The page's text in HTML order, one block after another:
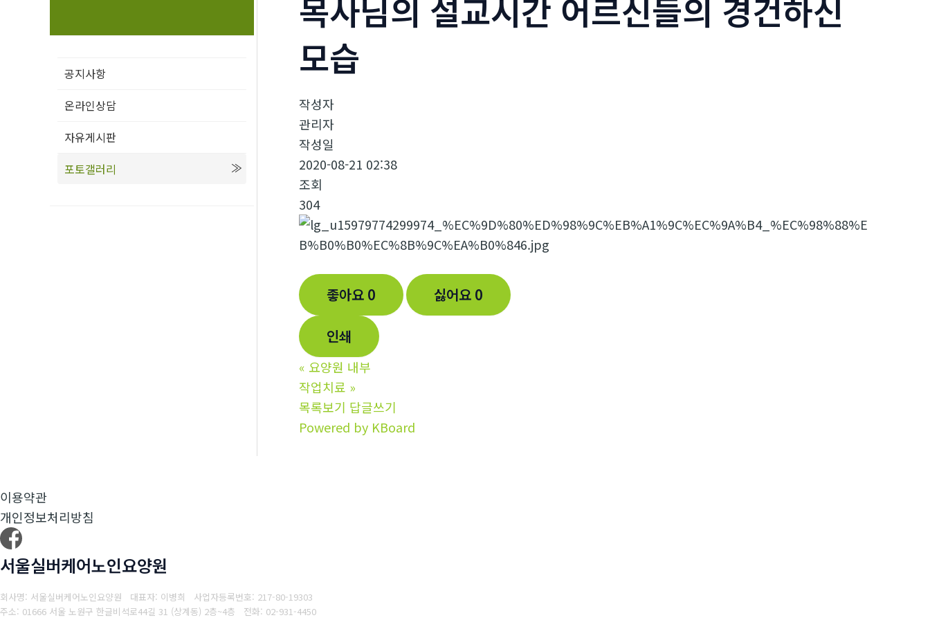
공지사항
온라인상담
자유게시판
포토갤러리
목사님의 설교시간 어르신들의 경건하신
모습
작성자
관리자
작성일
2020-08-21 02:38
조회
304
좋아요 0 싫어요 0
인쇄
« 요양원 내부
작업치료 »
목록보기 답글쓰기
Powered by KBoard
이용약관
개인정보처리방침
서울실버케어노인요양원
회사명: 서울실버케어노인요양원 대표자: 이병희 사업자등록번호: 217-80-19303
주소: 01666 서울 노원구 한글비석로44길 31 (상계동) 2층~4층 전화: 02-931-4450